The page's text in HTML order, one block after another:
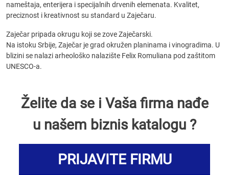
nameštaja, enterijera i specijalnih drvenih elemenata. Kvalitet,
preciznost i kreativnost su standard u Zaječaru.
Zaječar pripada okrugu koji se zove Zaječarski.
Na istoku Srbije, Zaječar je grad okružen planinama i vinogradima. U
blizini se nalazi arheološko nalazište Felix Romuliana pod zaštitom
UNESCO-a.
Želite da se i Vaša firma nađe
u našem biznis katalogu ?
PRIJAVITE FIRMU